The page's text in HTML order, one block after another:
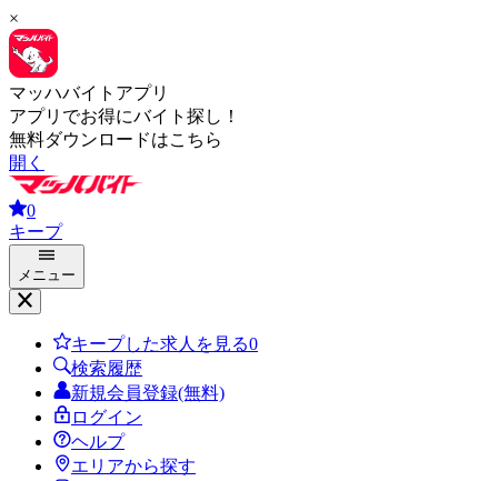
×
マッハバイトアプリ
アプリでお得にバイト探し！
無料ダウンロードはこちら
開く
0
キープ
メニュー
キープした求人を見る0
検索履歴
新規会員登録(無料)
ログイン
ヘルプ
エリアから探す